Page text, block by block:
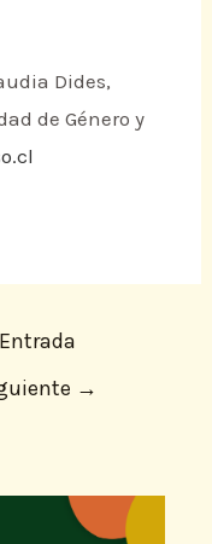
Dides,
de Género y
Entrada
→